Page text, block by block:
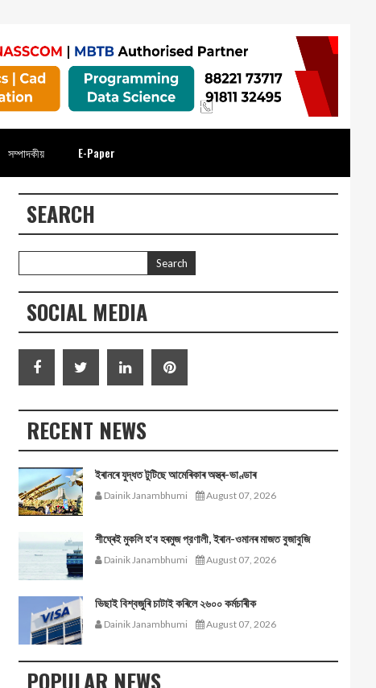
সম্পাদকীয় E-Paper
SEARCH
SOCIAL MEDIA
RECENT NEWS
ইৰানৰে যুদ্ধত টুটিছে আমেৰিকাৰ অস্ত্ৰ-ভাণ্ডাৰ
Dainik Janambhumi August 07, 2026
শীঘ্ৰেই মুকলি হ'ব হৰমুজ প্রণালী, ইৰান-ওমানৰ মাজত বুজাবুজি
Dainik Janambhumi August 07, 2026
ভিছাই বিশ্বজুৰি চাটাই কৰিলে ২৬০০ কৰ্মচাৰীক
Dainik Janambhumi August 07, 2026
POPULAR NEWS